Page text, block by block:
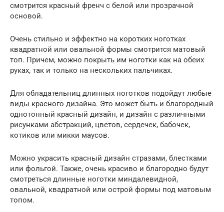
смотрится красный френч с белой или прозрачной
основой.
Очень стильно и эффектно на коротких ноготках
квадратной или овальной формы смотрится матовый
топ. Причем, можно покрыть им ноготки как на обеих
руках, так и только на нескольких пальчиках.
Для обладательниц длинных ноготков подойдут любые
виды красного дизайна. Это может быть и благородный
однотонный красный дизайн, и дизайн с различными
рисунками абстракций, цветов, сердечек, бабочек,
котиков или микки маусов.
Можно украсить красный дизайн стразами, блестками
или фольгой. Также, очень красиво и благородно будут
смотреться длинные ноготки миндалевидной,
овальной, квадратной или острой формы под матовым
топом.